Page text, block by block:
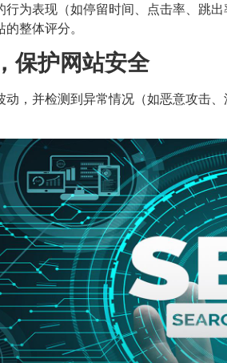
行为表现（如停留时间、点击率、跳
整体评分。
保护网站安全
，并检测到异常情况（如恶意攻击